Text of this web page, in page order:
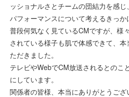
ッショナルさとチームの団結力を感
パフォーマンスについて考えるきっか
普段何気なく見ているCMですが、様
されている様子も肌で体感できて、
ただきました。
テレビやWebでCM放送されるとのこ
にしています。
関係者の皆様、本当にありがとうござ